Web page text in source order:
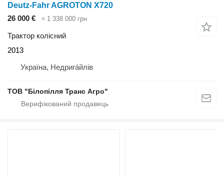
Deutz-Fahr AGROTON X720
26 000 €
≈ 1 338 000 грн
Трактор колісний
2013
Україна, Недрига́йлів
ТОВ "Білопілля Транс Агро"